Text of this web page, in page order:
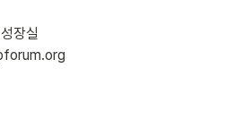
장실